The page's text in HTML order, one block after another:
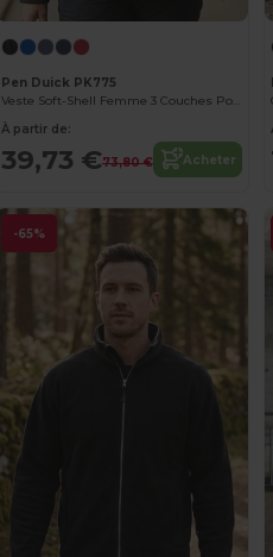
Pen Duick PK775
Veste Soft-Shell Femme 3 Couches Polaire
À partir de:
39,73 €73,80 € Acheter
-65%